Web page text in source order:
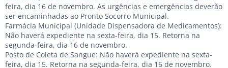
feira, dia 16 de novembro. As urgências e emergências deverão
ser encaminhadas ao Pronto Socorro Municipal.
Farmácia Municipal (Unidade Dispensadora de Medicamentos):
Não haverá expediente na sexta-feira, dia 15. Retorna na
segunda-feira, dia 16 de novembro.
Posto de Coleta de Sangue: Não haverá expediente na sexta-
feira, dia 15. Retorna na segunda-feira, dia 16 de novembro.